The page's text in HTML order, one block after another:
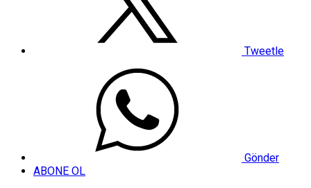
Tweetle
Gönder
ABONE OL